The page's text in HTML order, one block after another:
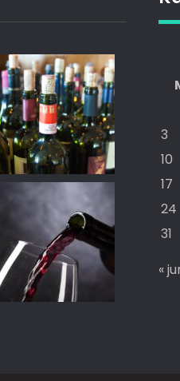
3
10
17
24
31
«